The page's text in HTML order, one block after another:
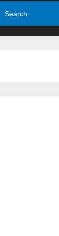
Search